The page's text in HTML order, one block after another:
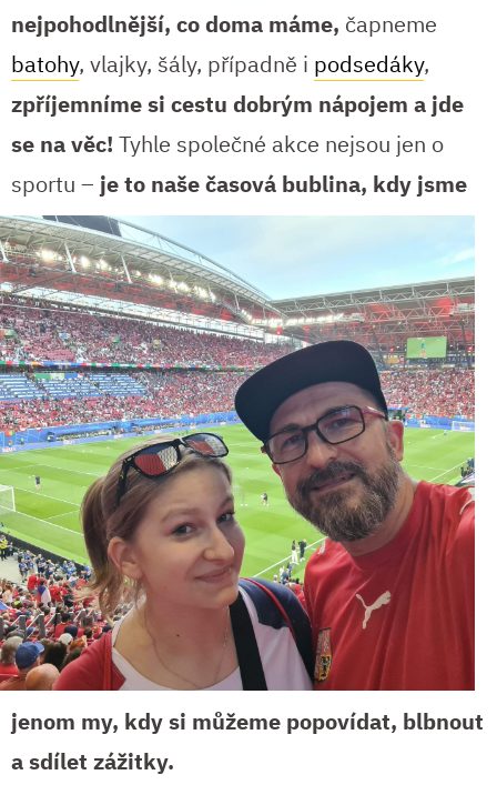
nejpohodlnější, co doma máme, čapneme
batohy, vlajky, šály, případně i podsedáky,
zpříjemníme si cestu dobrým nápojem a jde
se na věc! Tyhle společné akce nejsou jen o
sportu – je to naše časová bublina, kdy jsme
jenom my, kdy si můžeme popovídat, blbnout
a sdílet zážitky.